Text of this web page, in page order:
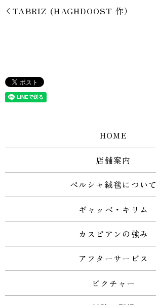
TABRIZ (HAGHDOOST 作）
HOME
店舗案内
ペルシャ絨毯について
ギャッベ・キリム
カスピアンの強み
アフターサービス
ピクチャー